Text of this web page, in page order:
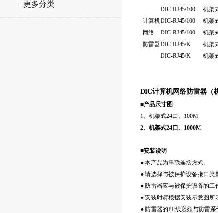
+ 更多分类
计算机
网络
防雷器
DIC-RJ45/100
机架
DIC-RJ45/100
机架
DIC-RJ45/100
机架
DIC-RJ45/K
机架
DIC-RJ45/K
机架
DIC计算机网络防雷器（
■产品尺寸图
1、机架式24口、100M
2、 机架式24口、 1000M
■安装说明
● 本产品为串联连接方式。
● 请选择与被保护设备接口类
● 防雷器应与被保护设备的工
● 安装时请根据安装示意图
● 防雷器的PE线必须与防雷